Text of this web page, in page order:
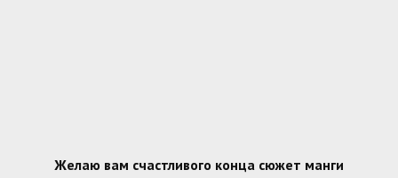
Желаю вам счастливого конца сюжет манги